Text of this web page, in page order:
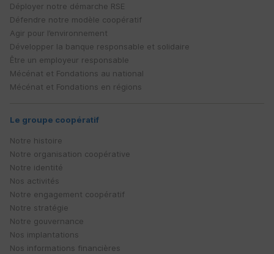
Déployer notre démarche RSE
Défendre notre modèle coopératif
Agir pour l’environnement
Développer la banque responsable et solidaire
Être un employeur responsable
Mécénat et Fondations au national
Mécénat et Fondations en régions
Le groupe coopératif
Notre histoire
Notre organisation coopérative
Notre identité
Nos activités
Notre engagement coopératif
Notre stratégie
Notre gouvernance
Nos implantations
Nos informations financières